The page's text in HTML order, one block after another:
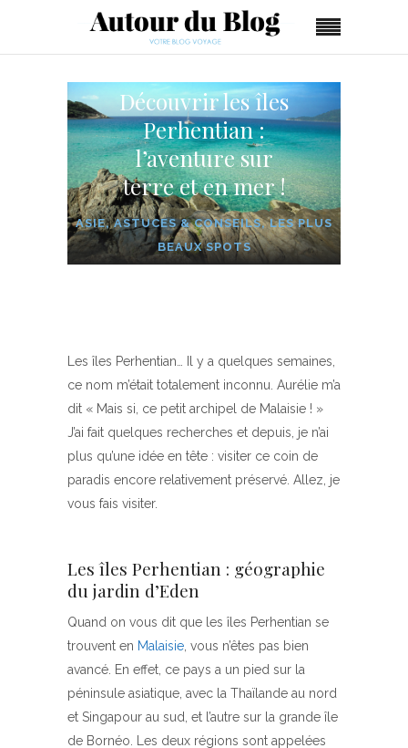
Découvrir les îles
Perhentian :
l’aventure sur
terre et en mer !
ASIE,ASTUCES & CONSEILS,LES PLUS
BEAUX SPOTS
Les îles Perhentian… Il y a quelques semaines,
ce nom m’était totalement inconnu. Aurélie m’a
dit « Mais si, ce petit archipel de Malaisie ! »
J’ai fait quelques recherches et depuis, je n’ai
plus qu’une idée en tête : visiter ce coin de
paradis encore relativement préservé. Allez, je
vous fais visiter.
Les îles Perhentian : géographie
du jardin d’Eden
Quand on vous dit que les îles Perhentian se
trouvent en Malaisie , vous n’êtes pas bien
avancé. En effet, ce pays a un pied sur la
péninsule asiatique, avec la Thaïlande au nord
et Singapour au sud, et l’autre sur la grande île
de Bornéo. Les deux régions sont appelées